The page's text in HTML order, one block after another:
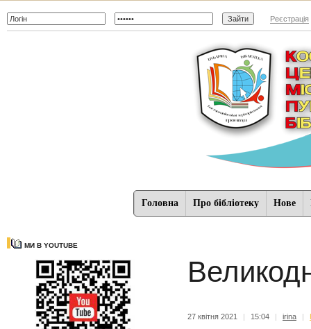
Реєстрація
Головна Про бібліотеку Нове
МИ В YOUTUBE
27 квітня 2021 | 15:04 | irina |